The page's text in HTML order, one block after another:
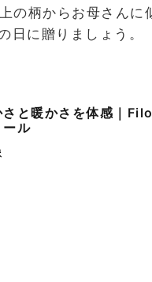
の柄からお母さんに
日に贈りましょう。
さと暖かさを体感｜
ール